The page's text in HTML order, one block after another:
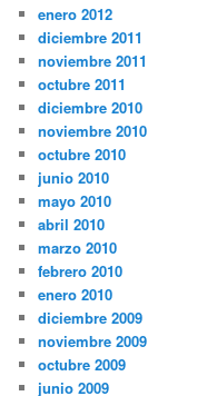
enero 2012
diciembre 2011
noviembre 2011
octubre 2011
diciembre 2010
noviembre 2010
octubre 2010
junio 2010
mayo 2010
abril 2010
marzo 2010
febrero 2010
enero 2010
diciembre 2009
noviembre 2009
octubre 2009
junio 2009